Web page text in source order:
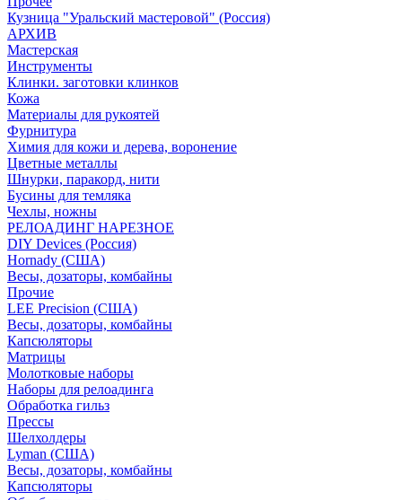
Кузница "Уральский мастеровой" (Россия)
АРХИВ
Мастерская
Инструменты
Клинки. заготовки клинков
Кожа
Материалы для рукоятей
Фурнитура
Химия для кожи и дерева, воронение
Цветные металлы
Шнурки, паракорд, нити
Бусины для темляка
Чехлы, ножны
РЕЛОАДИНГ НАРЕЗНОЕ
DIY Devices (Россия)
Hornady (США)
Весы, дозаторы, комбайны
Прочие
LEE Precision (США)
Весы, дозаторы, комбайны
Капсюляторы
Матрицы
Молотковые наборы
Наборы для релоадинга
Обработка гильз
Преcсы
Шелхолдеры
Lyman (США)
Весы, дозаторы, комбайны
Капсюляторы